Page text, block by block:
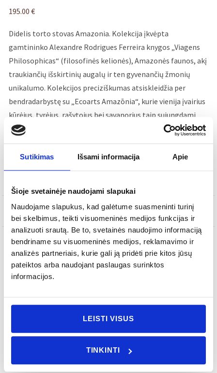
Sutikimas Išsami informacija Apie
Šioje svetainėje naudojami slapukai
Naudojame slapukus, kad galėtume suasmeninti turinį
bei skelbimus, teikti visuomeninės medijos funkcijas ir
analizuoti srautą. Be to, svetainės naudojimo informaciją
bendriname su visuomeninės medijos, reklamavimo ir
analizės partneriais, kurie gali ją pridėti prie kitos jūsų
pateiktos arba naudojant paslaugas surinktos
informacijos.
LEISTI VISUS
TINKINTI
195.00€
Didelis torto stovas Amazonia. Kolekcija įkvėpta
gamtininko Alexandre Rodrigues Ferreira knygos „Viagens
Philosophicas“ (filosofinės kelionės), Amazonės faunos, akį
traukiančių išskirtinių augalų ir ten gyvenančių žmonių
unikalumo. Kolekcijos preciziškumas atsiskleidžia per
bendradarbystę su „Ecoarts Amazōnia“, kurie vienija įvairius
kūrėjus, tyrėjus, rašytojus bei savanorius taip sujungdami
vietines žinias su inovacijomis.
SKU21133612
APRAŠYMAS
Stilius:Šiuolaikinis
Porcelianas
Aukštis:117 mm
Svoris be pakuotės:847 gr